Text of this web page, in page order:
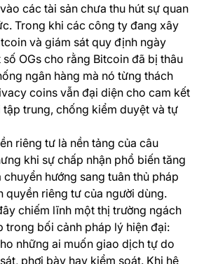
các tài sản chưa thu hút sự quan
Trong khi các công ty đang xây
và giám sát quy định ngày
OGs cho rằng Bitcoin đã bị thâu
ngân hàng mà nó từng thách
coins vẫn đại diện cho cam kết
trung, chống kiểm duyệt và tự
riêng tư là nền tảng của câu
khi sự chấp nhận phổ biến tăng
chuyển hướng sang tuân thủ pháp
quyền riêng tư của người dùng.
chiếm lĩnh một thị trường ngách
trong bối cảnh pháp lý hiện đại:
những ai muốn giao dịch tự do
phơi bày hay kiểm soát. Khi hệ